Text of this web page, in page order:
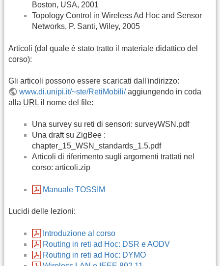
Boston, USA, 2001
Topology Control in Wireless Ad Hoc and Sensor
Networks, P. Santi, Wiley, 2005
Articoli (dal quale è stato tratto il materiale didattico del
corso):
Gli articoli possono essere scaricati dall'indirizzo:
www.di.unipi.it/~ste/RetiMobili/aggiungendo in coda
alla URL il nome del file:
Una survey su reti di sensori: surveyWSN.pdf
Una draft su ZigBee :
chapter_15_WSN_standards_1.5.pdf
Articoli di riferimento sugli argomenti trattati nel
corso: articoli.zip
Manuale TOSSIM
Lucidi delle lezioni:
Introduzione al corso
Routing in reti ad Hoc: DSR e AODV
Routing in reti ad Hoc: DYMO